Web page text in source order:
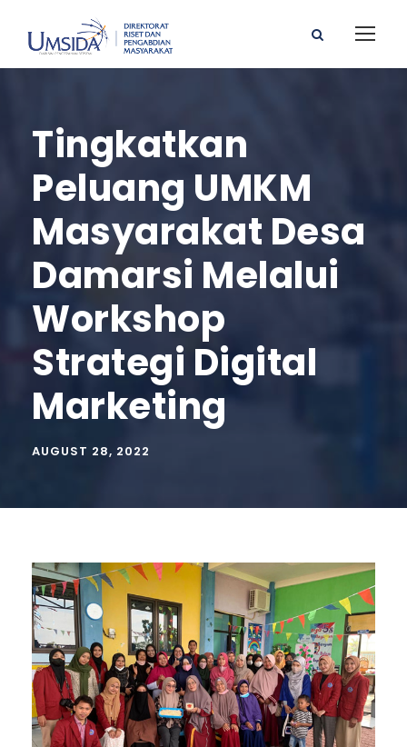
Tingkatkan
Peluang UMKM
Masyarakat Desa
Damarsi Melalui
Workshop
Strategi Digital
Marketing
AUGUST 28, 2022